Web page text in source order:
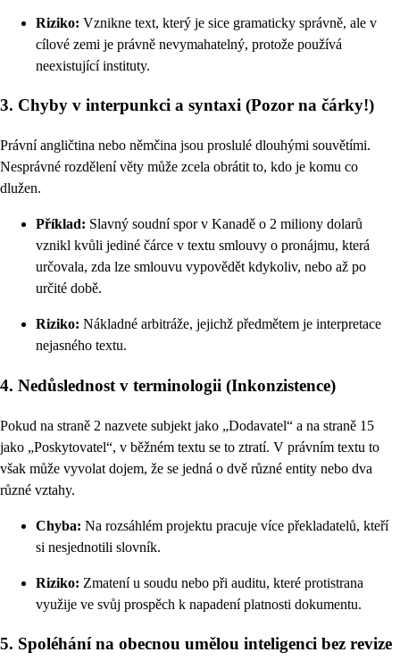
Riziko: Vznikne text, který je sice gramaticky správně, ale v
cílové zemi je právně nevymahatelný, protože používá
neexistující instituty.
3. Chyby v interpunkci a syntaxi (Pozor na čárky!)
Právní angličtina nebo němčina jsou proslulé dlouhými souvětími.
Nesprávné rozdělení věty může zcela obrátit to, kdo je komu co
dlužen.
Příklad: Slavný soudní spor v Kanadě o 2 miliony dolarů
vznikl kvůli jediné čárce v textu smlouvy o pronájmu, která
určovala, zda lze smlouvu vypovědět kdykoliv, nebo až po
určité době.
Riziko: Nákladné arbitráže, jejichž předmětem je interpretace
nejasného textu.
4. Nedůslednost v terminologii (Inkonzistence)
Pokud na straně 2 nazvete subjekt jako „Dodavatel“ a na straně 15
jako „Poskytovatel“, v běžném textu se to ztratí. V právním textu to
však může vyvolat dojem, že se jedná o dvě různé entity nebo dva
různé vztahy.
Chyba: Na rozsáhlém projektu pracuje více překladatelů, kteří
si nesjednotili slovník.
Riziko: Zmatení u soudu nebo při auditu, které protistrana
využije ve svůj prospěch k napadení platnosti dokumentu.
5. Spoléhání na obecnou umělou inteligenci bez revize